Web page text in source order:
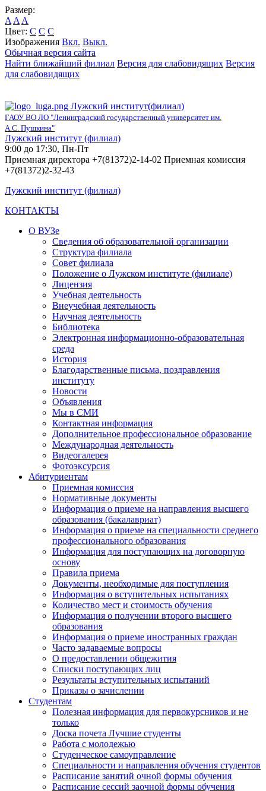
Размер:
A A A
Цвет: C C C
Изображения Вкл. Выкл.
Обычная версия сайта
Найти ближайший филиал Версия для слабовидящих Версия
для слабовидящих
Лужский институт(филиал)
ГАОУ ВО ЛО "Ленинградский государственный университет им.
А.С. Пушкина"
Лужский институт (филиал)
9:00 до 17:30, Пн-Пт
Приемная директора +7(81372)2-14-02 Приемная комиссия
+7(81372)2-32-43
Лужский институт (филиал)
КОНТАКТЫ
О ВУЗе
Сведения об образовательной организации
Структура филиала
Совет филиала
Положение о Лужском институте (филиале)
Лицензия
Учебная деятельность
Внеучебная деятельность
Научная деятельность
Библиотека
Электронная информационно-образовательная
среда
История
Благодарственные письма, поздравления
институту
Новости
Объявления
Мы в СМИ
Контактная информация
Дополнительное профессиональное образование
Международная деятельность
Видеогалерея
Фотоэксурсия
Абитуриентам
Приемная комиссия
Нормативные документы
Информация о приеме на направления высшего
образования (бакалавриат)
Информация о приеме на специальности среднего
профессионального образования
Информация для поступающих на договорную
основу
Правила приема
Документы, необходимые для поступления
Информация о вступительных испытаниях
Количество мест и стоимость обучения
Информация о получении второго высшего
образования
Информация о приеме иностранных граждан
Часто задаваемые вопросы
О предоставлении общежития
Списки поступающих лиц
Результаты вступительных испытаний
Приказы о зачислении
Студентам
Полезная информация для первокурсников и не
только
Доска почета Лучшие студенты
Работа с молодежью
Студенческое самоуправление
Специальности и направления обучения студентов
Расписание занятий очной формы обучения
Расписание сессий заочной формы обучения